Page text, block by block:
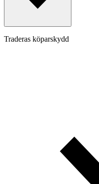
Traderas köparskydd